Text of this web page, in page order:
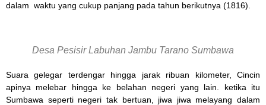
dalam waktu yang cukup panjang pada tahun berikutnya (1816).
Desa Pesisir Labuhan Jambu Tarano Sumbawa
Suara gelegar terdengar hingga jarak ribuan kilometer, Cincin
apinya melebar hingga ke belahan negeri yang lain. ketika itu
Sumbawa seperti negeri tak bertuan, jiwa jiwa melayang dalam